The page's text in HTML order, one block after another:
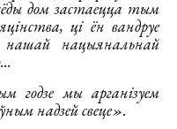
дом застаецца тым
ці ён вандруе
нацыянальнай
годзе мы арганізуем
надзей свеце».